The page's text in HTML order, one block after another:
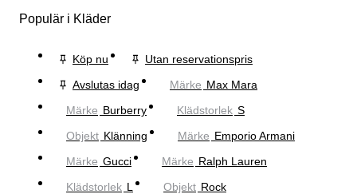
Populär i Kläder
Köp nu
Utan reservationspris
Avslutas idag
Märke Max Mara
Märke Burberry Klädstorlek S
Objekt Klänning Märke Emporio Armani
Märke Gucci Märke Ralph Lauren
Klädstorlek L Objekt Rock